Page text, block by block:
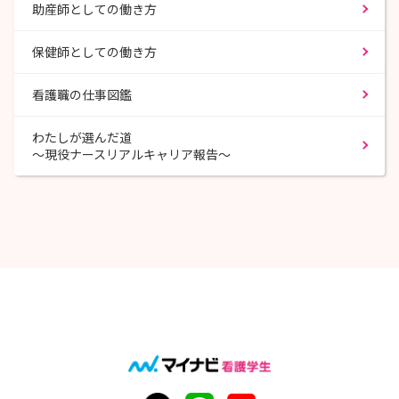
助産師としての働き方
保健師としての働き方
看護職の仕事図鑑
わたしが選んだ道
〜現役ナースリアルキャリア報告〜